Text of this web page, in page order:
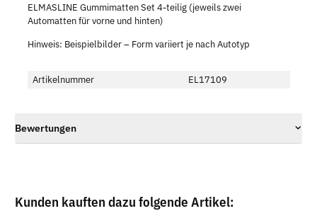
ELMASLINE Gummimatten Set 4-teilig (jeweils zwei
Automatten für vorne und hinten)
Hinweis: Beispielbilder – Form variiert je nach Autotyp
Artikelnummer EL17109
Bewertungen
Kunden kauften dazu folgende Artikel: